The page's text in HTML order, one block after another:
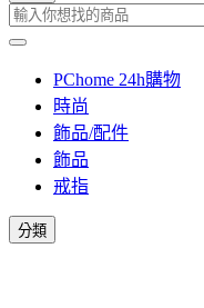
PChome 24h購物
時尚
飾品/配件
飾品
戒指
分類